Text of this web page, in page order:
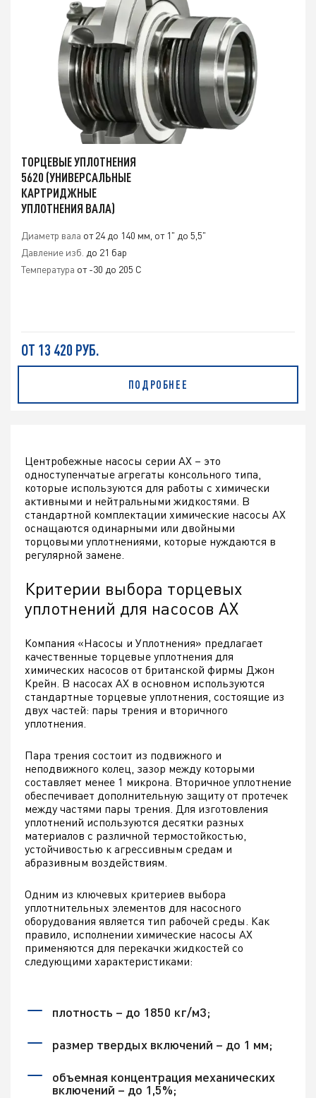
ТОРЦЕВЫЕ УПЛОТНЕНИЯ
5620 (УНИВЕРСАЛЬНЫЕ
КАРТРИДЖНЫЕ
УПЛОТНЕНИЯ ВАЛА)
Диаметр вала от 24 до 140 мм, от 1" до 5,5"
Давление изб. до 21 бар
Температура от -30 до 205 C
ОТ 13 420 РУБ.
ПОДРОБНЕЕ
Центробежные насосы серии АХ – это
одноступенчатые агрегаты консольного типа,
которые используются для работы с химически
активными и нейтральными жидкостями. В
стандартной комплектации химические насосы АХ
оснащаются одинарными или двойными
торцовыми уплотнениями, которые нуждаются в
регулярной замене.
Критерии выбора торцевых
уплотнений для насосов АХ
Компания «Насосы и Уплотнения» предлагает
качественные торцевые уплотнения для
химических насосов от британской фирмы Джон
Крейн. В насосах АХ в основном используются
стандартные торцевые уплотнения, состоящие из
двух частей: пары трения и вторичного
уплотнения.
Пара трения состоит из подвижного и
неподвижного колец, зазор между которыми
составляет менее 1 микрона. Вторичное уплотнение
обеспечивает дополнительную защиту от протечек
между частями пары трения. Для изготовления
уплотнений используются десятки разных
материалов с различной термостойкостью,
устойчивостью к агрессивным средам и
абразивным воздействиям.
Одним из ключевых критериев выбора
уплотнительных элементов для насосного
оборудования является тип рабочей среды. Как
правило, исполнении химические насосы АХ
применяются для перекачки жидкостей со
следующими характеристиками:
плотность – до 1850 кг/м3;
размер твердых включений – до 1 мм;
объемная концентрация механических
включений – до 1,5%;